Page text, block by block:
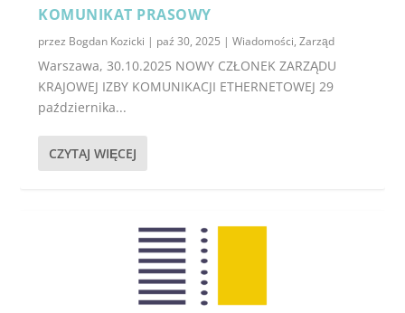
KOMUNIKAT PRASOWY
przez Bogdan Kozicki | paź 30, 2025 |Wiadomości,Zarząd
Warszawa, 30.10.2025 NOWY CZŁONEK ZARZĄDU
KRAJOWEJ IZBY KOMUNIKACJI ETHERNETOWEJ 29
października...
CZYTAJ WIĘCEJ